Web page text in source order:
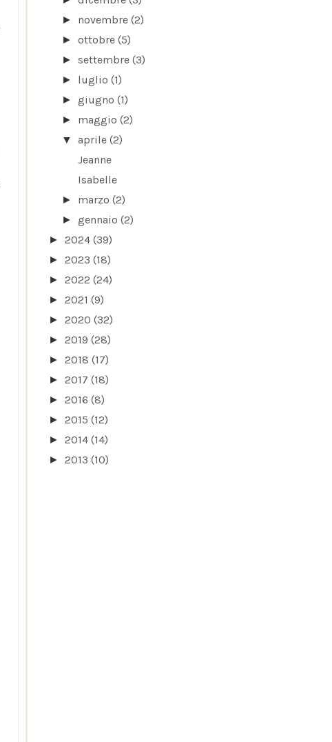
► novembre (2)
►ottobre (5)
► settembre (3)
► luglio (1)
►giugno (1)
► maggio (2)
▼ aprile (2)
Jeanne
Isabelle
► marzo (2)
►gennaio (2)
► 2024 (39)
► 2023 (18)
► 2022 (24)
► 2021 (9)
► 2020 (32)
► 2019 (28)
► 2018 (17)
► 2017 (18)
► 2016 (8)
► 2015 (12)
► 2014 (14)
► 2013 (10)